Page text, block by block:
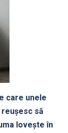
care unele
să
loveşte în